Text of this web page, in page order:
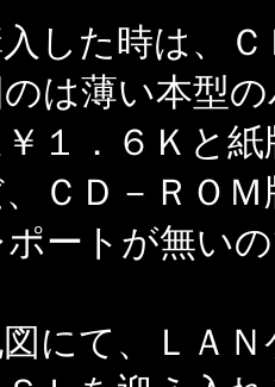
した時は、
は薄い本型
１．６Ｋと紙
ＣＤ－ＲＯ
ートが無い
にて、ＬＡＮ